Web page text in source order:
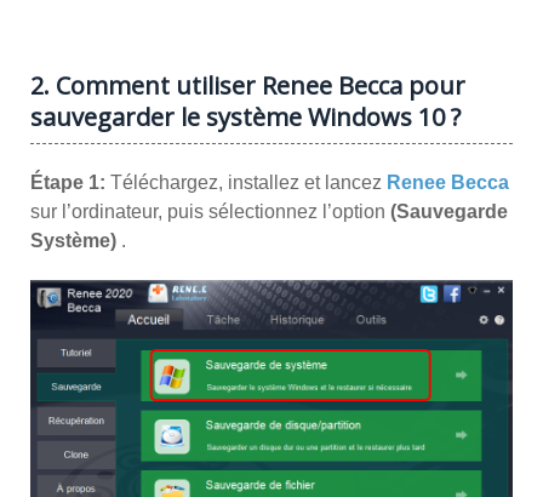
2. Comment utiliser Renee Becca pour
sauvegarder le système Windows 10 ?
Étape 1: Téléchargez, installez et lancez Renee Becca
sur l’ordinateur, puis sélectionnez l’option (Sauvegarde
Système) .